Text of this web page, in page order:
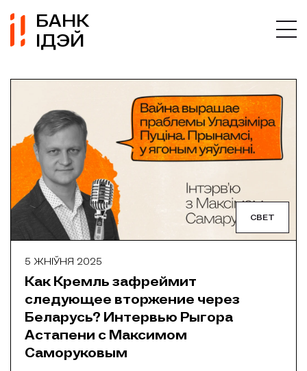
БАНК
ІДЭЙ
СВЕТ
5 ЖНІЎНЯ 2025
Как Кремль зафреймит
следующее вторжение через
Беларусь? Интервью Рыгора
Астапени с Максимом
Саморуковым